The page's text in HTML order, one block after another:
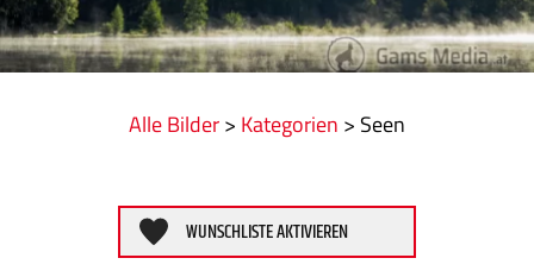
DRUCKARTEN
WUNSCHLISTE
ÜBER UNS
Alle Bilder> Kategorien > Seen
WUNSCHLISTE AKTIVIEREN
ZURÜCKSETZEN